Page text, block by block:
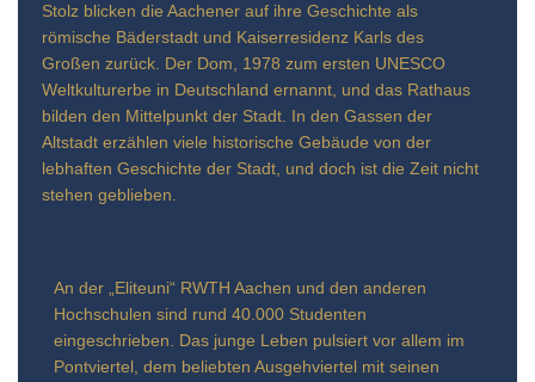
Stolz blicken die Aachener auf ihre Geschichte als
römische Bäderstadt und Kaiserresidenz Karls des
Großen zurück. Der Dom, 1978 zum ersten UNESCO
Weltkulturerbe in Deutschland ernannt, und das Rathaus
bilden den Mittelpunkt der Stadt. In den Gassen der
Altstadt erzählen viele historische Gebäude von der
lebhaften Geschichte der Stadt, und doch ist die Zeit nicht
stehen geblieben.
An der „Eliteuni“ RWTH Aachen und den anderen
Hochschulen sind rund 40.000 Studenten
eingeschrieben. Das junge Leben pulsiert vor allem im
Pontviertel, dem beliebten Ausgehviertel mit seinen